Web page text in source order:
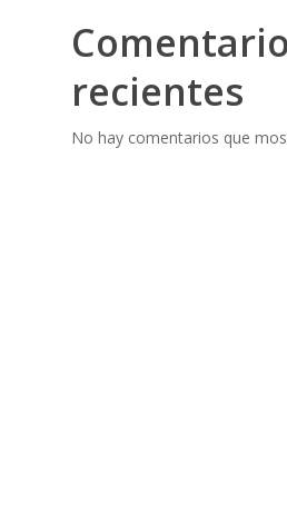
recientes
No hay comentarios que